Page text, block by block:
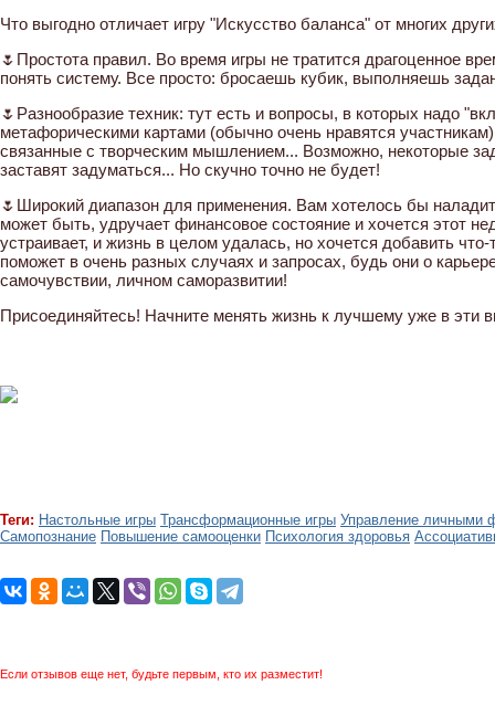
Что выгодно отличает игру "Искусство баланса" от многих
🌷Простота правил. Во время игры не тратится драгоценное
понять систему. Все просто: бросаешь кубик, выполняешь
🌷Разнообразие техник: тут есть и вопросы, в которых надо
метафорическими картами (обычно очень нравятся
связанные с творческим мышлением... Возможно, некоторые
заставят задуматься... Но скучно точно не будет!
🌷Широкий диапазон для применения. Вам хотелось бы
может быть, удручает финансовое состояние и хочется этот
устраивает, и жизнь в целом удалась, но хочется добавить
поможет в очень разных случаях и запросах, будь они о
самочувствии, личном саморазвитии!
Присоединяйтесь! Начните менять жизнь к лучшему уже в эти
Теги: Настольные игры Трансформационные игры Управление личными
Самопознание Повышение самооценки Психология здоровья
Если отзывов еще нет, будьте первым, кто их разместит!